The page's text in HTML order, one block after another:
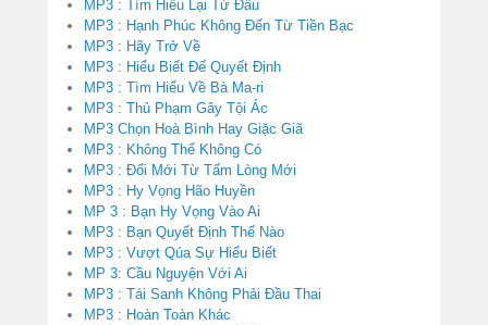
MP3 : Tìm Hiểu Lại Từ Đầu
MP3 : Hạnh Phúc Không Đến Từ Tiền Bạc
MP3 : Hãy Trở Về
MP3 : Hiểu Biết Để Quyết Định
MP3 : Tìm Hiểu Về Bà Ma-ri
MP3 : Thủ Phạm Gây Tội Ác
MP3 Chọn Hoà Bình Hay Giặc Giã
MP3 : Không Thể Không Có
MP3 : Đổi Mới Từ Tấm Lòng Mới
MP3 : Hy Vọng Hão Huyền
MP 3 : Bạn Hy Vọng Vào Ai
MP3 : Bạn Quyết Định Thế Nào
MP3 : Vượt Qúa Sự Hiểu Biết
MP 3: Cầu Nguyện Với Ai
MP3 : Tái Sanh Không Phải Đầu Thai
MP3 : Hoàn Toàn Khác